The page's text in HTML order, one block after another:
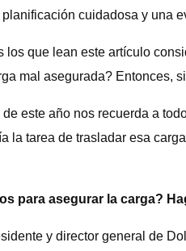
planificación cuidadosa y una
los que lean este artículo
mal asegurada? Entonces,
este año nos recuerda a
la tarea de trasladar esa
para asegurar la carga?
y director general de